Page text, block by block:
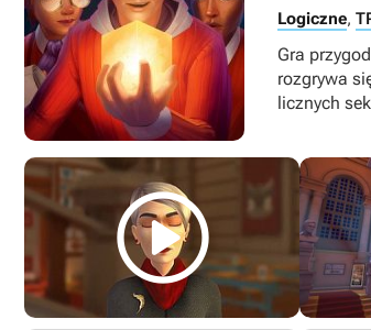
Logiczne,
Gra
rozgrywa
licznych
